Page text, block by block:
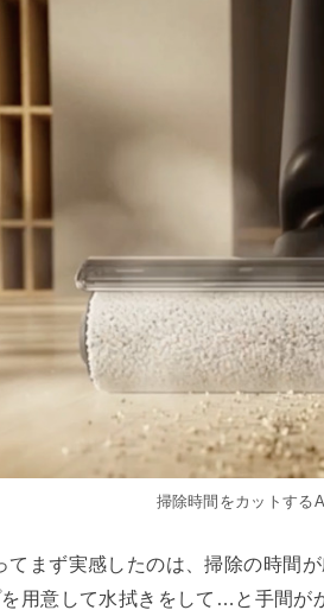
掃除時間をカットする
まず実感したのは、掃除の時間
用意して水拭きをして…と手間が